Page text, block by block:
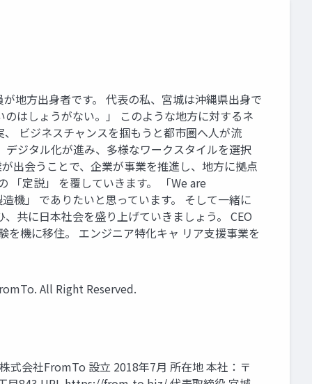
地方出身者です。 代表の私、宮城は沖縄県出身で
はしょうがない。」 このような地方に対するネ
ビジネスチャンスを掴もうと都市圏へ人が流
ジタル化が進み、多様なワークスタイルを選択
出会うことで、企業が事業を推進し、地方に拠点
「定説」 を覆していきます。 「We are
機」 でありたいと思っています。 そして一緒に
共に日本社会を盛り上げていきましょう。 CEO
機に移住。 エンジニア特化キャ リア支援事業を
All Right Reserved.
式会社FromTo 設立 2018年7月 所在地 本社：〒